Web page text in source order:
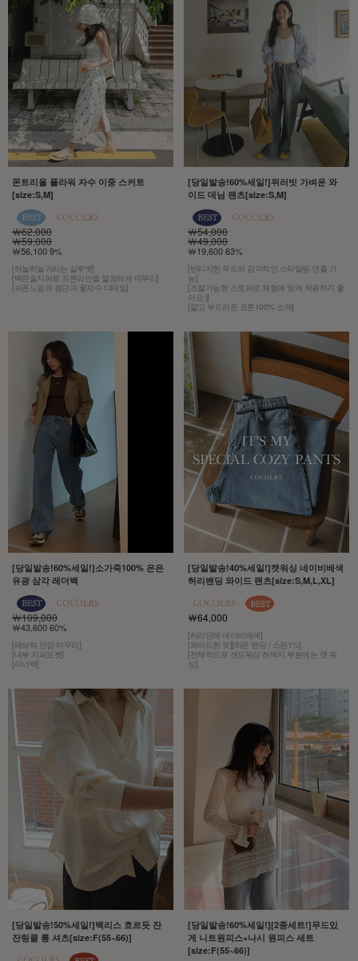
몬트리올 플라워 자수 이중 스커트
[size:S,M]
￦62,000
￦59,000
￦56,100 9%
[하늘하늘거리는 실루엣]
[백콘솔지퍼로 프론라인을 깔끔하게 마무리]
[쉬폰느낌의 원단과 꽃자수 디테일]
[당일발송!60%세일!]위러빗 가벼운 와
이드 데님 팬츠[size:S,M]
￦54,000
￦49,000
￦19,600 63%
[빈티지한 무드의 감각적인 스타일링 연출 가
능]
[조절가능한 스토퍼로 체형에 맞게 착용하기 좋
아요:)]
[얇고 부드러운 코튼100% 소재]
[당일발송!60%세일!]소가죽100% 은은
유광 삼각 레더백
￦109,000
￦43,600 60%
[패브릭 안감 마무리]
[내부 지퍼포켓]
[이너백]
[당일발송!40%세일!]캣워싱 네이비배색
허리밴딩 와이드 팬츠[size:S,M,L,XL]
￦64,000
[허리단에 네이비배색]
[와이드한 핏][히든 밴딩 / 스판1%]
[전체적으로 샌드워싱 허벅지 부분에는 캣 워
싱]
[당일발송!50%세일!]백리스 흐르듯 잔
잔링클 롱 셔츠[size:F(55~66)]
[당일발송!60%세일!][2종세트!]무드있
게 니트원피스+나시 원피스 세트
[size:F(55~66)]